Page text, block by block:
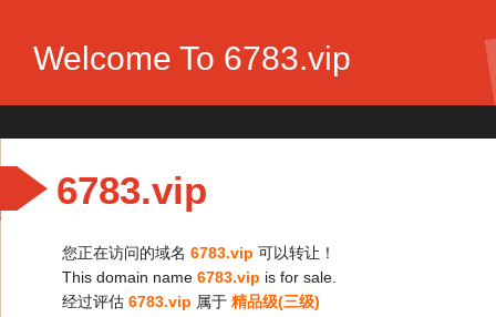
Welcome To 6783.vip
6783.vip
您正在访问的域名 6783.vip 可以转让！
This domain name 6783.vip is for sale.
经过评估 6783.vip 属于 精品级(三级)